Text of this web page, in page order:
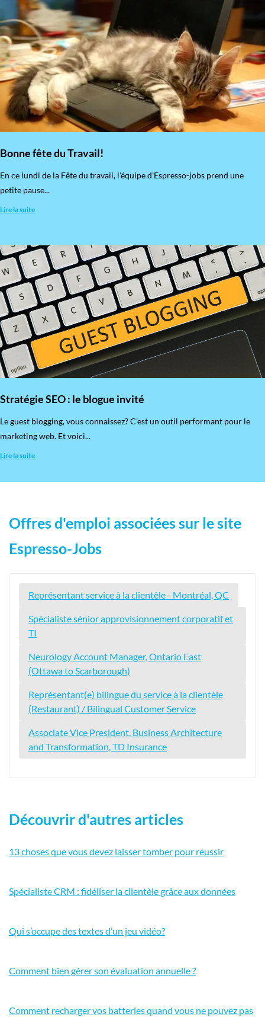
Bonne fête du Travail!
En ce lundi de la Fête du travail, l'équipe d'Espresso-jobs prend une
petite pause...
Lire la suite
Stratégie SEO : le blogue invité
​Le guest blogging, vous connaissez? C’est un outil performant pour le
marketing web. Et voici...
Lire la suite
Offres d'emploi associées sur le site
Espresso-Jobs
Représentant service à la clientèle - Montréal, QC
Spécialiste sénior approvisionnement corporatif et
TI
Neurology Account Manager, Ontario East
(Ottawa to Scarborough)
Représentant(e) bilingue du service à la clientèle
(Restaurant) / Bilingual Customer Service
Associate Vice President, Business Architecture
and Transformation, TD Insurance
Découvrir d'autres articles
13 choses que vous devez laisser tomber pour réussir
Spécialiste CRM : fidéliser la clientèle grâce aux données
Qui s’occupe des textes d’un jeu vidéo?
Comment bien gérer son évaluation annuelle ?
Comment recharger vos batteries quand vous ne pouvez pas